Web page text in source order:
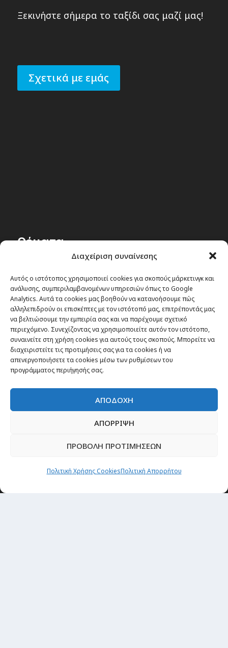
Διαχείριση συναίνεσης
Αυτός ο ιστότοπος χρησιμοποιεί cookies για σκοπούς μάρκετινγκ και
ανάλυσης, συμπεριλαμβανομένων υπηρεσιών όπως το Google
Analytics. Αυτά τα cookies μας βοηθούν να κατανοήσουμε πώς
αλληλεπιδρούν οι επισκέπτες με τον ιστότοπό μας, επιτρέποντάς μας
να βελτιώσουμε την εμπειρία σας και να παρέχουμε σχετικό
περιεχόμενο. Συνεχίζοντας να χρησιμοποιείτε αυτόν τον ιστότοπο,
συναινείτε στη χρήση cookies για αυτούς τους σκοπούς. Μπορείτε να
διαχειριστείτε τις προτιμήσεις σας για τα cookies ή να
απενεργοποιήσετε τα cookies μέσω των ρυθμίσεων του
προγράμματος περιήγησής σας.
ΑΠΟΔΟΧΗ
ΑΠΟΡΡΙΨΗ
ΠΡΟΒΟΛΗ ΠΡΟΤΙΜΗΣΕΩΝ
Πολιτική Χρήσης CookiesΠολιτική Απορρήτου
Ξεκινήστε σήμερα το ταξίδι σας μαζί μας!
Σχετικά με εμάς
Θέματα
Passenger στον κόσμο
TRAVEL NEWS
Οργάνωσε το ταξίδι σου
CITY and CULTURE